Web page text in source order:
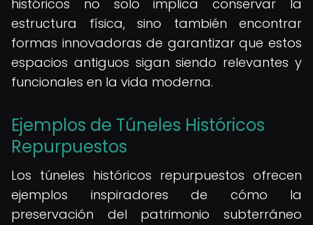
históricos no solo implica conservar la
estructura física, sino también encontrar
formas innovadoras de garantizar que estos
espacios antiguos sigan siendo relevantes y
funcionales en la vida moderna.
Ejemplos de Túneles Históricos
Repurpuestos
Los túneles históricos repurpuestos ofrecen
ejemplos inspiradores de cómo la
preservación del patrimonio subterráneo